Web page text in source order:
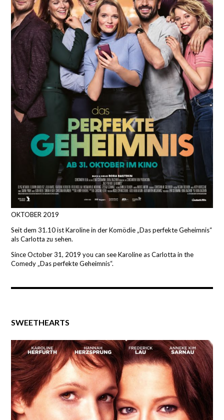
OKTOBER 2019
Seit dem 31.10 ist Karoline in der Komödie „Das perfekte Geheimnis“
als Carlotta zu sehen.
Since October 31, 2019 you can see Karoline as Carlotta in the
Comedy „Das perfekte Geheimnis“.
SWEETHEARTS